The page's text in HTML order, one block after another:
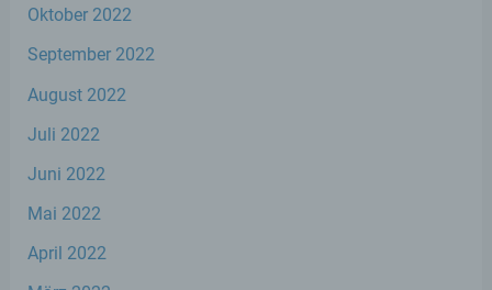
Oktober 2022
September 2022
August 2022
Juli 2022
Juni 2022
Mai 2022
April 2022
Als identifizierbar wird eine natürliche
Person angesehen, die direkt oder indirekt,
insbesondere mittels Zuordnung zu einer
Kennung wie einem Namen, zu einer
Kennnummer, zu Standortdaten, zu einer
Ausdruck der physischen, physiologischen,
kann.